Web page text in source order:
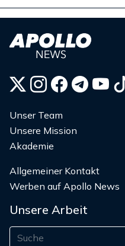
Unser Team
Unsere Mission
Akademie
Allgemeiner Kontakt
Werben auf Apollo News
Unsere Arbeit